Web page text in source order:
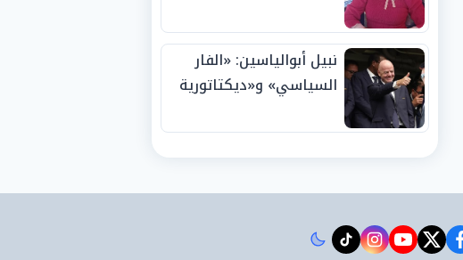
الجوائز منذ الصغر
نبيل أبوالياسين: «الفار
السياسي» و«ديكتاتورية
الفيفا».. وإقالة
facebook
twitter
youtube
instagram
tiktok